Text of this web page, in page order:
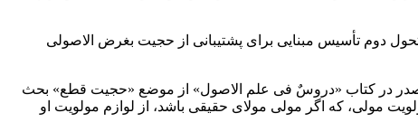
دوم تأسیس مبنایی برای پشتیبانی از حجیت بغرض الاصولی
صدر در کتاب «دروسٌ فی علم الاصول» از موضع «حجیت قطع» بحث
مولی، که اگر مولی مولای حقیقی باشد، از لوازم مولویت او